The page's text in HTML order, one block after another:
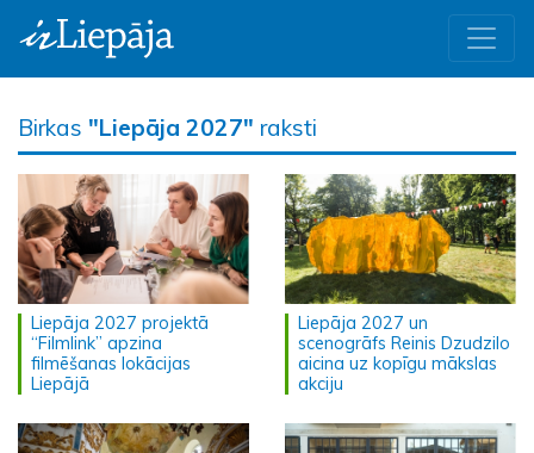
Birkas "Liepāja 2027" raksti
Liepāja 2027 projektā
“Filmlink” apzina
filmēšanas lokācijas
Liepājā
Liepāja 2027 un
scenogrāfs Reinis Dzudzilo
aicina uz kopīgu mākslas
akciju